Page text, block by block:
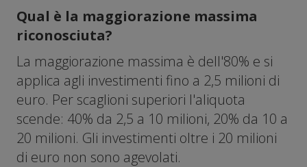
Qual è la maggiorazione massima
riconosciuta?
La maggiorazione massima è dell'80% e si
applica agli investimenti fino a 2,5 milioni di
euro. Per scaglioni superiori l'aliquota
scende: 40% da 2,5 a 10 milioni, 20% da 10 a
20 milioni. Gli investimenti oltre i 20 milioni
di euro non sono agevolati.